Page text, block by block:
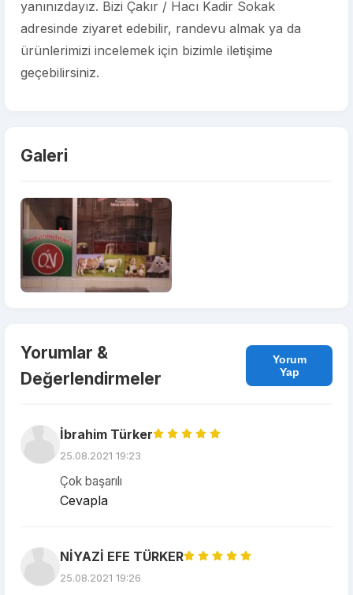
yanınızdayız. Bizi Çakır / Hacı Kadir Sokak
adresinde ziyaret edebilir, randevu almak ya da
ürünlerimizi incelemek için bizimle iletişime
geçebilirsiniz.
Galeri
Yorumlar &
Değerlendirmeler
Yorum
Yap
İbrahim Türker
25.08.2021 19:23
Çok başarılı
Cevapla
NİYAZİ EFE TÜRKER
25.08.2021 19:26